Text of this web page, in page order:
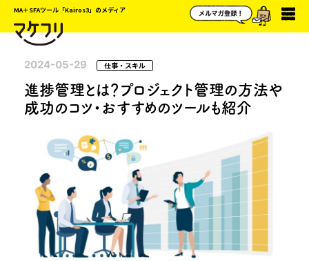
MA＋SFAツール「Kairos3」のメディア
2024-05-29 仕事・スキル
進捗管理とは？プロジェクト管理の方法や
成功のコツ・おすすめのツールも紹介